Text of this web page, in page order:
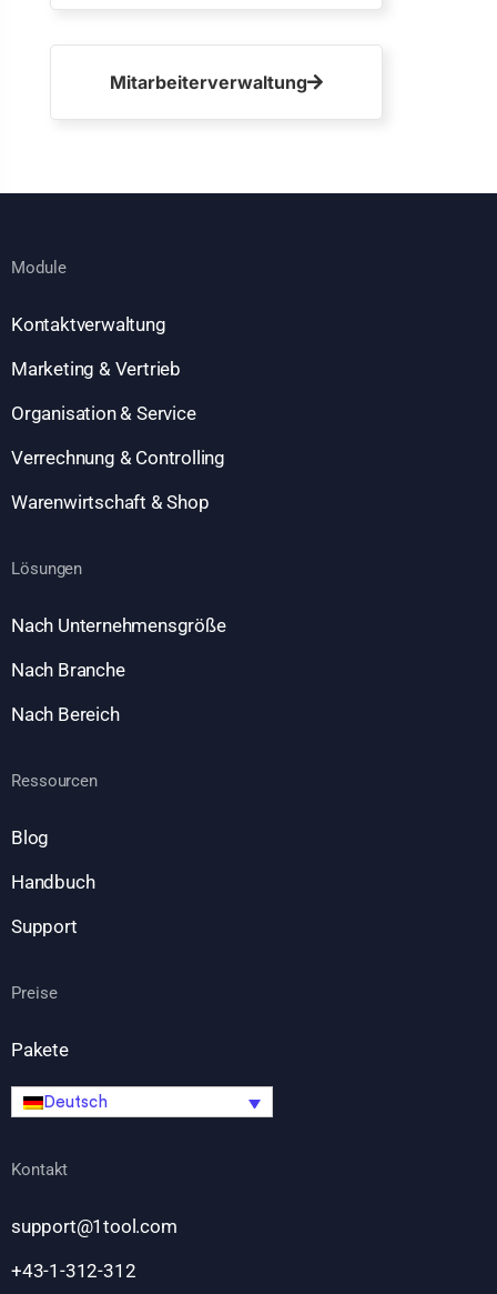
Mitarbeiterverwaltung
Module
Kontaktverwaltung
Marketing & Vertrieb
Organisation & Service
Verrechnung & Controlling
Warenwirtschaft & Shop
Lösungen
Nach Unternehmensgröße
Nach Branche
Nach Bereich
Ressourcen
Blog
Handbuch
Support
Preise
Pakete
Deutsch
Kontakt
support@1tool.com
+43-1-312-312